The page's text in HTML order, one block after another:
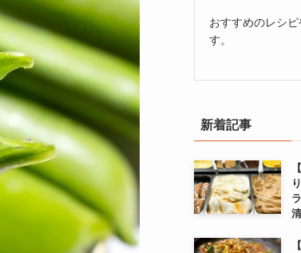
おすすめのレシ
す。
新着記事